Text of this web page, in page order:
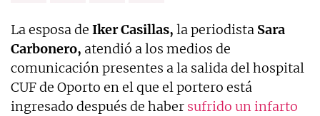
La esposa de Iker Casillas, la periodista Sara
Carbonero, atendió a los medios de
comunicación presentes a la salida del hospital
CUF de Oporto en el que el portero está
ingresado después de haber sufrido un infarto